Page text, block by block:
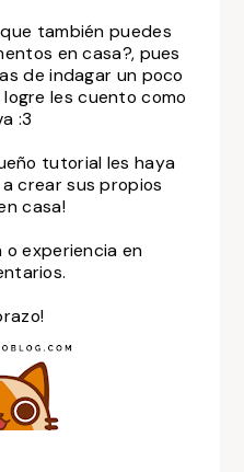
también puedes
en casa?, pues
de indagar un poco
les cuento como
:3
tutorial les haya
crear sus propios
casa!
o experiencia en